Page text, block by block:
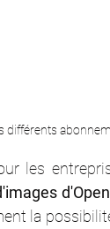
différents
les
la